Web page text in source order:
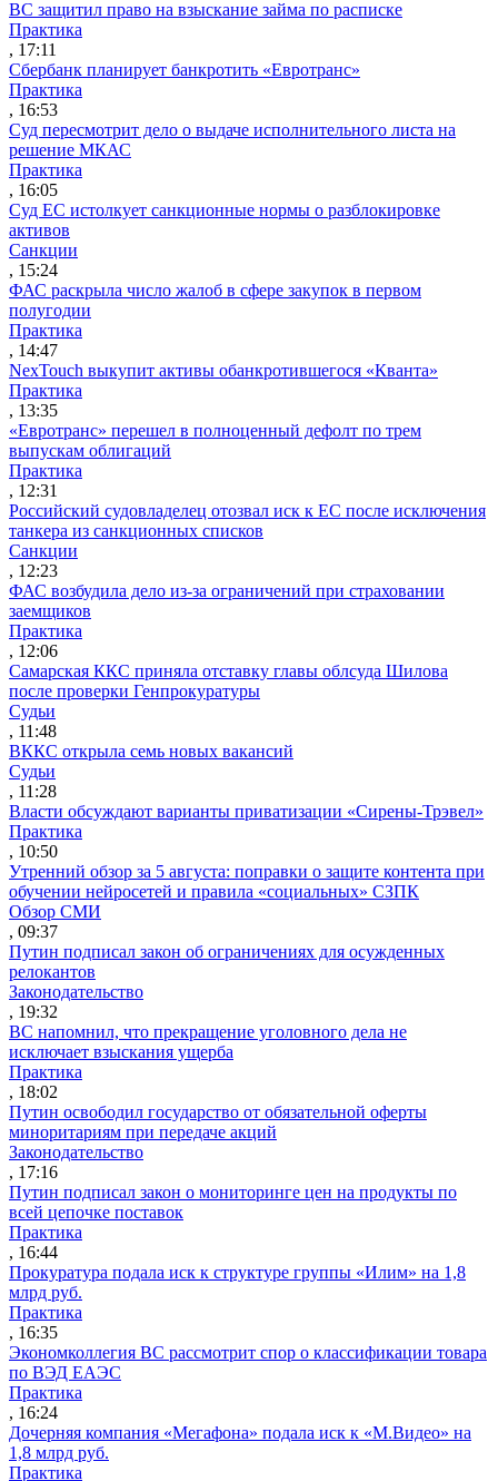
ВС защитил право на взыскание займа по расписке
Практика
, 17:11
Сбербанк планирует банкротить «Евротранс»
Практика
, 16:53
Суд пересмотрит дело о выдаче исполнительного листа на
решение МКАС
Практика
, 16:05
Суд ЕС истолкует санкционные нормы о разблокировке
активов
Санкции
, 15:24
ФАС раскрыла число жалоб в сфере закупок в первом
полугодии
Практика
, 14:47
NexTouch выкупит активы обанкротившегося «Кванта»
Практика
, 13:35
«Евротранс» перешел в полноценный дефолт по трем
выпускам облигаций
Практика
, 12:31
Российский судовладелец отозвал иск к ЕС после исключения
танкера из санкционных списков
Санкции
, 12:23
ФАС возбудила дело из-за ограничений при страховании
заемщиков
Практика
, 12:06
Самарская ККС приняла отставку главы облсуда Шилова
после проверки Генпрокуратуры
Судьи
, 11:48
ВККС открыла семь новых вакансий
Судьи
, 11:28
Власти обсуждают варианты приватизации «Сирены-Трэвел»
Практика
, 10:50
Утренний обзор за 5 августа: поправки о защите контента при
обучении нейросетей и правила «социальных» СЗПК
Обзор СМИ
, 09:37
Путин подписал закон об ограничениях для осужденных
релокантов
Законодательство
, 19:32
ВС напомнил, что прекращение уголовного дела не
исключает взыскания ущерба
Практика
, 18:02
Путин освободил государство от обязательной оферты
миноритариям при передаче акций
Законодательство
, 17:16
Путин подписал закон о мониторинге цен на продукты по
всей цепочке поставок
Практика
, 16:44
Прокуратура подала иск к структуре группы «Илим» на 1,8
млрд руб.
Практика
, 16:35
Экономколлегия ВС рассмотрит спор о классификации товара
по ВЭД ЕАЭС
Практика
, 16:24
Дочерняя компания «Мегафона» подала иск к «М.Видео» на
1,8 млрд руб.
Практика